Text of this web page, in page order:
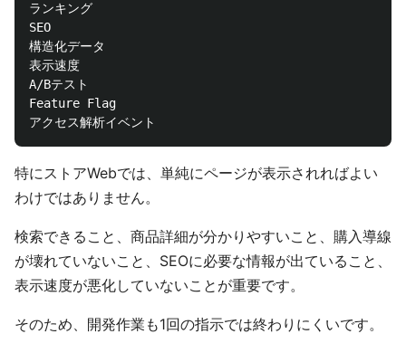
ランキング
SEO
構造化データ
表示速度
A/Bテスト
Feature Flag
特にストアWebでは、単純にページが表示されればよい
わけではありません。
検索できること、商品詳細が分かりやすいこと、購入導線
が壊れていないこと、SEOに必要な情報が出ていること、
表示速度が悪化していないことが重要です。
そのため、開発作業も1回の指示では終わりにくいです。